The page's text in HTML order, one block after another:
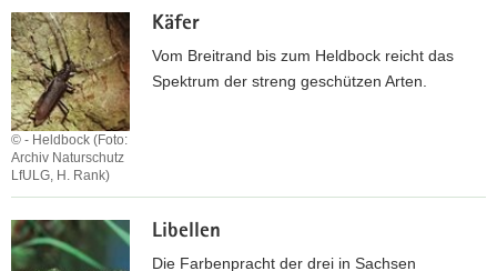
e
n
/
R
e
p
t
i
l
i
i
s
c
h
e
/
R
u
n
d
Käfer
© - Heldbock (Foto:
Archiv Naturschutz
LfULG, H. Rank)
Vom Breitrand bis zum Heldbock reicht das
Spektrum der streng geschützen Arten.
ä
f
Libellen
Die Farbenpracht der drei in Sachsen